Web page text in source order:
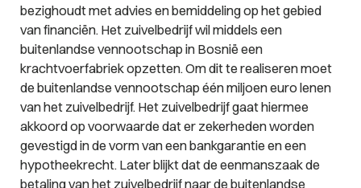
bezighoudt met advies en bemiddeling op het gebied
van financiën. Het zuivelbedrijf wil middels een
buitenlandse vennootschap in Bosnië een
krachtvoerfabriek opzetten. Om dit te realiseren moet
de buitenlandse vennootschap één miljoen euro lenen
van het zuivelbedrijf. Het zuivelbedrijf gaat hiermee
akkoord op voorwaarde dat er zekerheden worden
gevestigd in de vorm van een bankgarantie en een
hypotheekrecht. Later blijkt dat de eenmanszaak de
betaling van het zuivelbedrijf naar de buitenlandse